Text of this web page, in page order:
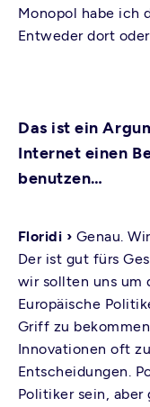
Monopol habe ich
Entweder dort
Das ist ein
Internet einen
benutzen…
Floridi › Genau.
Der ist gut fürs
wir sollten uns um
Europäische
Griff zu
Innovationen oft
Entscheidungen.
Politiker sein,